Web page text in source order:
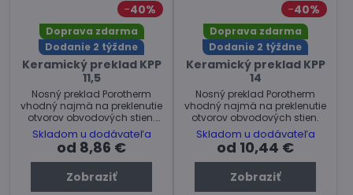
40%
Doprava zdarma
Dodanie 2 týždne
Keramický preklad KPP
11,5
Nosný preklad Porotherm
vhodný najmä na preklenutie
otvorov obvodových stien.
KPP 11,5 vyrábané v dĺžkach
od 1m- 2,75 m.
Skladom u dodávateľa
od 8,86 €
Zobraziť
40%
Doprava zdarma
Dodanie 2 týždne
Keramický preklad KPP
14
Nosný preklad Porotherm
vhodný najmä na preklenutie
otvorov obvodových stien.
Skladom u dodávateľa
od 10,44 €
Zobraziť